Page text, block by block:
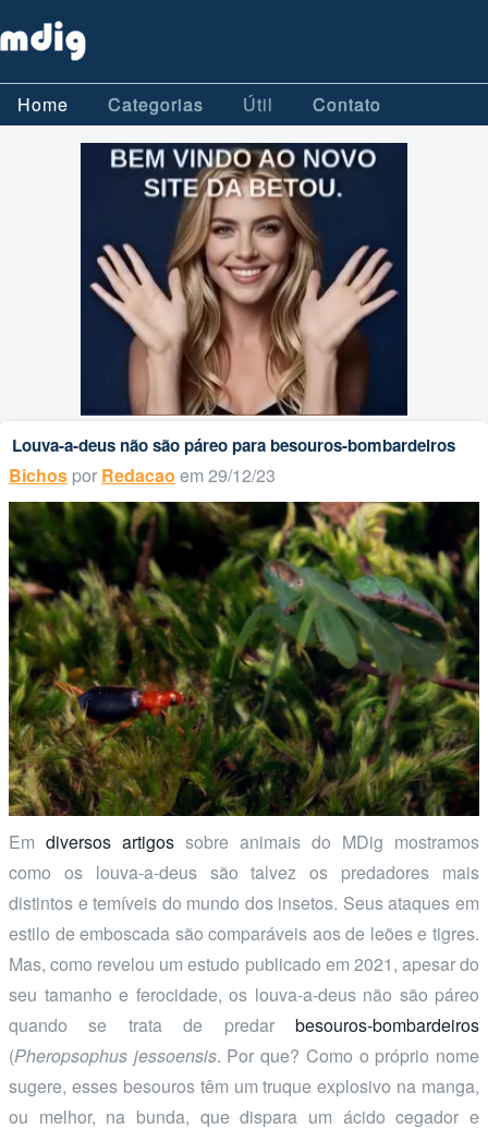
Home Categorias Útil Contato
Louva-a-deus não são páreo para besouros-bombardeiros
Bichos por Redacao em 29/12/23
Em diversos artigos sobre animais do MDig mostramos
como os louva-a-deus são talvez os predadores mais
distintos e temíveis do mundo dos insetos. Seus ataques em
estilo de emboscada são comparáveis aos de leões e tigres.
Mas, como revelou um estudo publicado em 2021, apesar do
seu tamanho e ferocidade, os louva-a-deus não são páreo
quando se trata de predar besouros-bombardeiros
(Pheropsophus jessoensis. Por que? Como o próprio nome
sugere, esses besouros têm um truque explosivo na manga,
ou melhor, na bunda, que dispara um ácido cegador e